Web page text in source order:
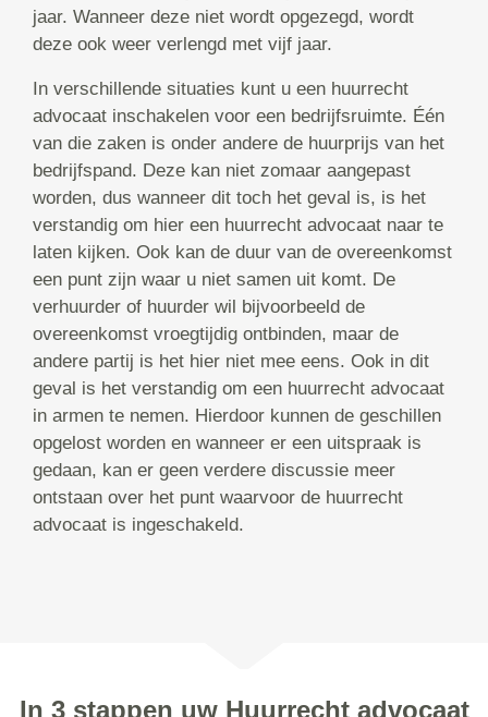
jaar. Wanneer deze niet wordt opgezegd, wordt
deze ook weer verlengd met vijf jaar.
In verschillende situaties kunt u een huurrecht
advocaat inschakelen voor een bedrijfsruimte. Één
van die zaken is onder andere de huurprijs van het
bedrijfspand. Deze kan niet zomaar aangepast
worden, dus wanneer dit toch het geval is, is het
verstandig om hier een huurrecht advocaat naar te
laten kijken. Ook kan de duur van de overeenkomst
een punt zijn waar u niet samen uit komt. De
verhuurder of huurder wil bijvoorbeeld de
overeenkomst vroegtijdig ontbinden, maar de
andere partij is het hier niet mee eens. Ook in dit
geval is het verstandig om een huurrecht advocaat
in armen te nemen. Hierdoor kunnen de geschillen
opgelost worden en wanneer er een uitspraak is
gedaan, kan er geen verdere discussie meer
ontstaan over het punt waarvoor de huurrecht
advocaat is ingeschakeld.
In 3 stappen uw Huurrecht advocaat